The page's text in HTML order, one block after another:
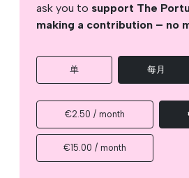
ask you to support The
making a contribution – no
单 每月
€2.50 / month
€15.00 / month